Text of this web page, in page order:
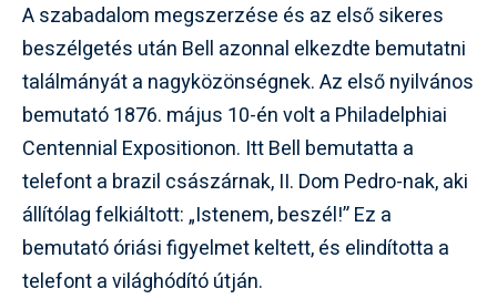
A szabadalom megszerzése és az első sikeres
beszélgetés után Bell azonnal elkezdte bemutatni
találmányát a nagyközönségnek. Az első nyilvános
bemutató 1876. május 10-én volt a Philadelphiai
Centennial Expositionon. Itt Bell bemutatta a
telefont a brazil császárnak, II. Dom Pedro-nak, aki
állítólag felkiáltott: „Istenem, beszél!” Ez a
bemutató óriási figyelmet keltett, és elindította a
telefont a világhódító útján.